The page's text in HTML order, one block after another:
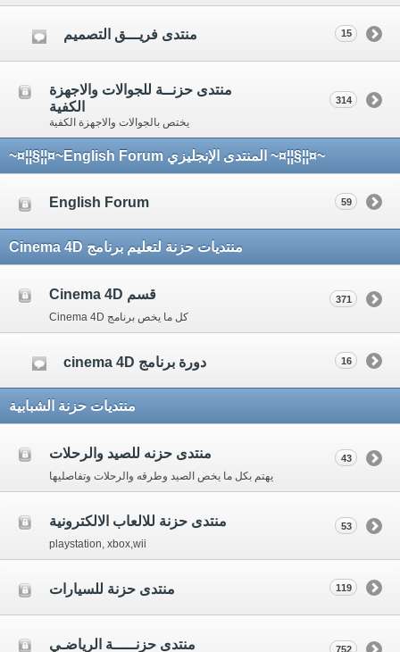
منتدى فريـــق التصميم 15
منتدى حزنــة للجوالات والاجهزة
الكفية
يختص بالجوالات والاجهزة الكفية
314
~¤¦¦§¦¦¤~ المنتدى الإنجليزي English Forum~¤¦¦§¦¦¤~
English Forum 59
منتديات حزنة لتعليم برنامج Cinema 4D
قسم Cinema 4D
كل ما يخص برنامج Cinema 4D
371
دورة برنامج cinema 4D 16
منتديات حزنة الشبابية
منتدى حزنه للصيد والرحلات
يهتم بكل ما يخص الصيد وطرقه والرحلات وتفاصليها
43
منتدى حزنة للالعاب الالكترونية
playstation, xbox,wii
53
منتدى حزنة للسيارات 119
منتدى حزنـــــة الرياضـي 752